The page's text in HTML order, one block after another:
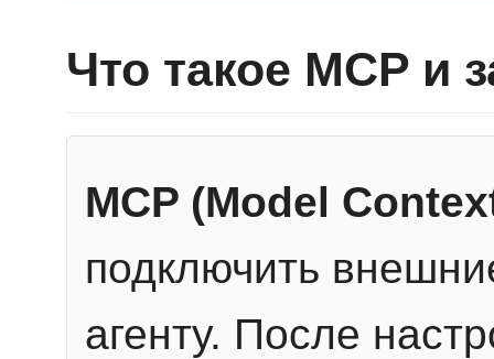
Что такое MCP и
MCP (Model
подключить
агенту. После